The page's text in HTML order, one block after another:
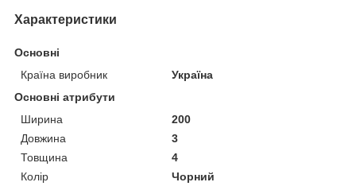
Характеристики
Основні
Країна виробник
Україна
Основні атрибути
Ширина
200
Довжина
3
Товщина
4
Колір
Чорний